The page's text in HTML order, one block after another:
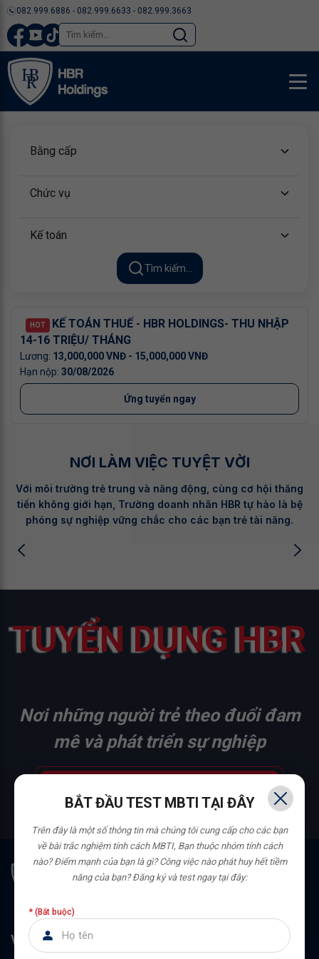
082.999.6886 - 082.999.6633 - 082.999.3663
Bằng cấp
Chức vụ
Kế toán
Tìm kiếm...
HOT
KẾ TOÁN THUẾ - HBR HOLDINGS- THU NHẬP
14-16 TRIỆU/ THÁNG
13,000,000 VNĐ - 15,000,000 VNĐ
30/08/2026
Ứng tuyển ngay
NƠI LÀM VIỆC TUYỆT VỜI
Với môi trường trẻ trung và năng động, cùng cơ hội thăng
tiến không giới hạn, Trường doanh nhân HBR tự hào là bệ
phóng sự nghiệp vững chắc cho các bạn trẻ tài năng.
TUYỂN DỤNG HBR
Nơi những người trẻ theo đuổi đam
mê và phát triển sự nghiệp
BẮT ĐẦU TEST MBTI TẠI ĐÂY
Trên đây là một số thông tin mà chúng tôi cung cấp cho các bạn
về bài trắc nghiệm tính cách MBTI, Bạn thuộc nhóm tính cách
nào? Điểm mạnh của bạn là gì? Công việc nào phát huy hết tiềm
năng của bạn?Đăng ký và test ngay tại đây:
* (Bắt buộc)
VĂN PHÒNG TỔNG